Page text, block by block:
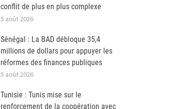
conflit de plus en plus complexe
5 août 2026
Sénégal : La BAD débloque 35,4
millions de dollars pour appuyer les
réformes des finances publiques
5 août 2026
Tunisie : Tunis mise sur le
renforcement de la coopération avec